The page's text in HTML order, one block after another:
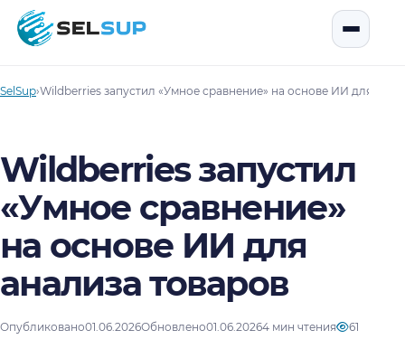
SelSup
SelSup›Wildberries запустил «Умное сравнение» на основе ИИ для
Wildberries запустил
«Умное сравнение»
на основе ИИ для
анализа товаров
Опубликовано01.06.2026Обновлено01.06.20264 мин чтения 61